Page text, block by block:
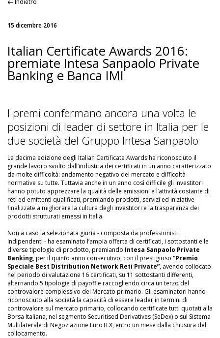
15 dicembre 2016
Italian Certificate Awards 2016:
premiate Intesa Sanpaolo Private
Banking e Banca IMI
I premi confermano ancora una volta le
posizioni di leader di settore in Italia per le
due società del Gruppo Intesa Sanpaolo
La decima edizione degli Italian Certificate Awards ha riconosciuto il
grande lavoro svolto dall’industria dei certificati in un anno caratterizzato
da molte difficoltà: andamento negativo del mercato e difficoltà
normative su tutte. Tuttavia anche in un anno così difficile gli investitori
hanno potuto apprezzare la qualità delle emissioni e l’attività costante di
reti ed emittenti qualificati, premiando prodotti, servizi ed iniziative
finalizzate a migliorare la cultura degli investitori e la trasparenza dei
prodotti strutturati emessi in Italia.
Non a caso la selezionata giuria - composta da professionisti
indipendenti - ha esaminato l’ampia offerta di certificati, i sottostanti e le
diverse tipologie di prodotto, premiando Intesa Sanpaolo Private
Banking, per il quinto anno consecutivo, con il prestigioso “Premio
Speciale Best Distribution Network Reti Private”, avendo collocato
nel periodo di valutazione 16 certificati, su 11 sottostanti differenti,
alternando 5 tipologie di payoff e raccogliendo circa un terzo del
controvalore complessivo del Mercato primario. Gli esaminatori hanno
riconosciuto alla società la capacità di essere leader in termini di
controvalore sul mercato primario, collocando certificate tutti quotati alla
Borsa Italiana, nel segmento Securitised Derivatives (SeDex) o sul Sistema
Multilaterale di Negoziazione EuroTLX, entro un mese dalla chiusura del
collocamento.